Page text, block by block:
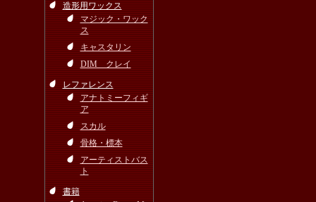
造形用ワックス
マジック・ワック
ス
キャスタリン
DIM クレイ
レファレンス
アナトミーフィギ
ア
スカル
骨格・標本
アーティストバス
ト
書籍